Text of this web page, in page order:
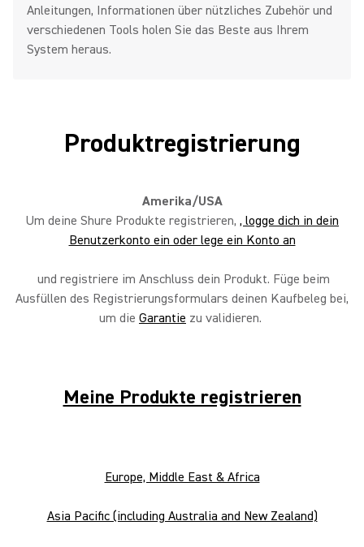
Mehrere GLXD4+ und GLXD6+
Systeme betreiben
GLXD6+ Pedalboard-Empfänger
Anleitungen, Informationen über nützliches Zubehör und
verschiedenen Tools holen Sie das Beste aus Ihrem
System heraus.
Produktregistrierung
Amerika/USA
Um deine Shure Produkte registrieren, , logge dich in dein
Benutzerkonto ein oder lege ein Konto an
und registriere im Anschluss dein Produkt. Füge beim
Ausfüllen des Registrierungsformulars deinen Kaufbeleg bei,
um die Garantie zu validieren.
Meine Produkte registrieren
Europe, Middle East & Africa
Asia Pacific (including Australia and New Zealand)